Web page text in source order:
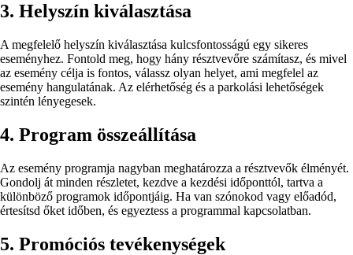
3. Helyszín kiválasztása
A megfelelő helyszín kiválasztása kulcsfontosságú egy sikeres
eseményhez. Fontold meg, hogy hány résztvevőre számítasz, és mivel
az esemény célja is fontos, válassz olyan helyet, ami megfelel az
esemény hangulatának. Az elérhetőség és a parkolási lehetőségek
szintén lényegesek.
4. Program összeállítása
Az esemény programja nagyban meghatározza a résztvevők élményét.
Gondolj át minden részletet, kezdve a kezdési időponttól, tartva a
különböző programok időpontjáig. Ha van szónokod vagy előadód,
értesítsd őket időben, és egyeztess a programmal kapcsolatban.
5. Promóciós tevékenységek